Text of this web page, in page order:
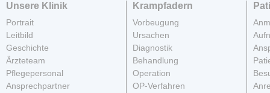
Unsere Klinik
Portrait
Leitbild
Geschichte
Ärzteteam
Pflegepersonal
Ansprechpartner
Krampfadern
Vorbeugung
Ursachen
Diagnostik
Behandlung
Operation
OP-Verfahren